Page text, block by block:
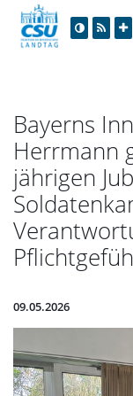
Bayerns
Herrmann
jährigen
09.05.2026